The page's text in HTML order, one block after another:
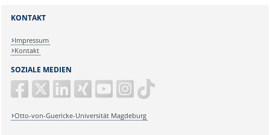
SOZIALE MEDIEN
Otto-von-Guericke-Universität Magdeburg
KONTAKT
Impressum
Kontakt